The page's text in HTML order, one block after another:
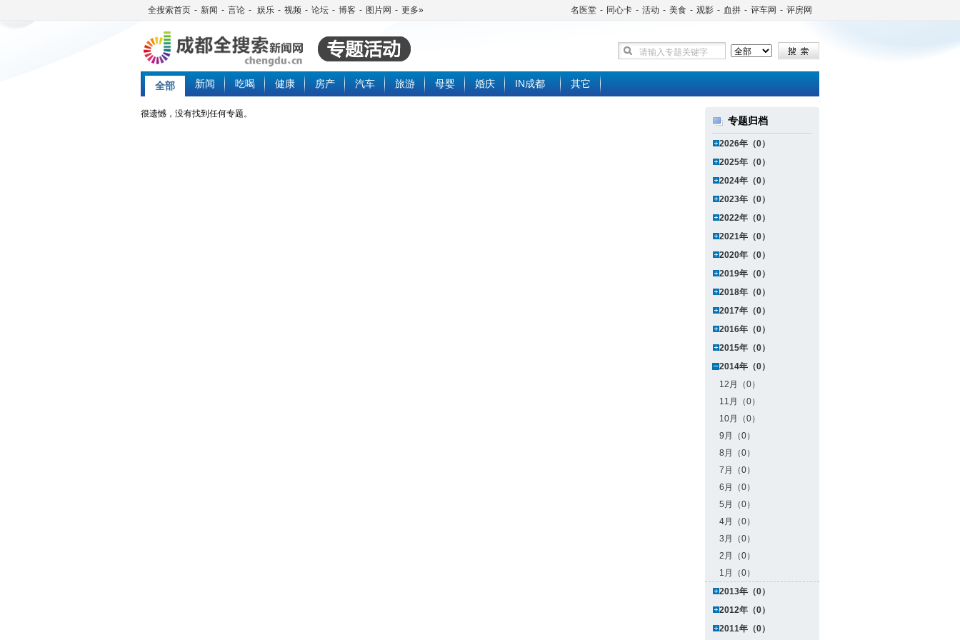
全搜索首页 - 新闻 - 言论 - 娱乐 - 视频 - 论坛 - 博客 - 图片网 - 更多» 名医堂 - 同心卡 - 活动 - 美食 - 观影 - 血拼 - 评车网 - 评房网
全部 新闻 吃喝 健康 房产 汽车 旅游 母婴 婚庆 IN成都 其它
很遗憾，没有找到任何专题。
专题归档
2026年（0）
2025年（0）
2024年（0）
2023年（0）
2022年（0）
2021年（0）
2020年（0）
2019年（0）
2018年（0）
2017年（0）
2016年（0）
2015年（0）
2014年（0）
12月（0）
11月（0）
10月（0）
9月（0）
8月（0）
7月（0）
6月（0）
5月（0）
4月（0）
3月（0）
2月（0）
1月（0）
2013年（0）
2012年（0）
2011年（0）